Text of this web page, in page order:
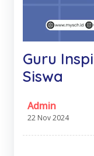
Guru
Siswa
Admin
22 Nov 2024